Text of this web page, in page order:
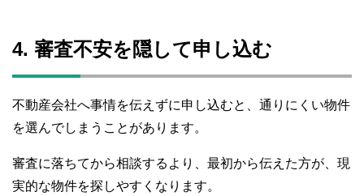
4. 審査不安を隠して申し込む
不動産会社へ事情を伝えずに申し込むと、通りにくい物件
を選んでしまうことがあります。
審査に落ちてから相談するより、最初から伝えた方が、現
実的な物件を探しやすくなります。